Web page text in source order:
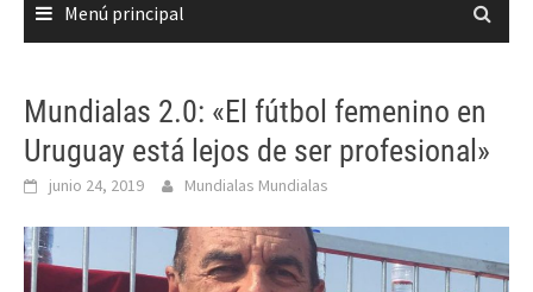
Menú principal
Mundialas 2.0: «El fútbol femenino en
Uruguay está lejos de ser profesional»
junio 24, 2019 Mundialas Mundialas